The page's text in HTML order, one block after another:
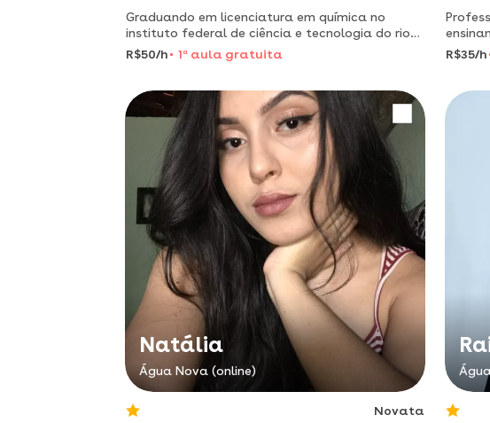
Graduando em licenciatura em química no
instituto federal de ciência e tecnologia do rio
grande do norte
R$50/h 1 a aula gratuita
fácil.
R$35/h
Natália
Água Nova (online)
Novata